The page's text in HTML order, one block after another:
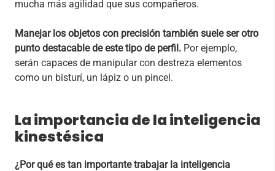
mucha más agilidad que sus compañeros.
Manejar los objetos con precisión también suele ser otro
punto destacable de este tipo de perfil. Por ejemplo,
serán capaces de manipular con destreza elementos
como un bisturí, un lápiz o un pincel.
La importancia de la inteligencia
kinestésica
¿Por qué es tan importante trabajar la inteligencia